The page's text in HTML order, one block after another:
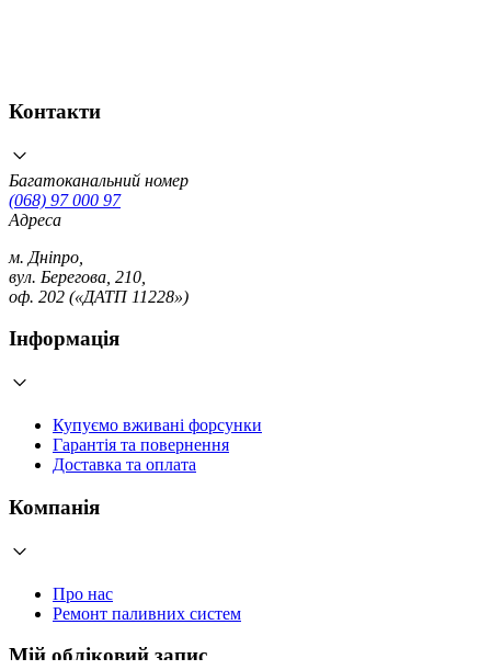
Контакти
Багатоканальний номер
(068) 97 000 97
Адреса
м. Дніпро,
вул. Берегова, 210,
оф. 202 («ДАТП 11228»)
Інформація
Купуємо вживані форсунки
Гарантія та повернення
Доставка та оплата
Компанія
Про нас
Ремонт паливних систем
Мій обліковий запис